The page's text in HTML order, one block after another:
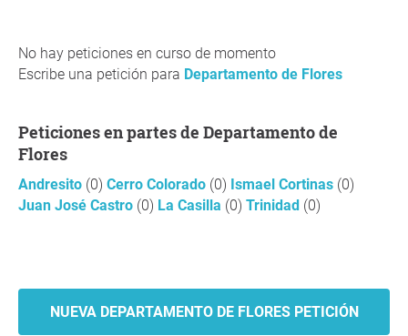
No hay peticiones en curso de momento
Escribe una petición para Departamento de Flores
Peticiones en partes de Departamento de
Flores
Andresito (0) Cerro Colorado (0) Ismael Cortinas (0)
Juan José Castro (0) La Casilla (0) Trinidad (0)
NUEVA DEPARTAMENTO DE FLORES PETICIÓN